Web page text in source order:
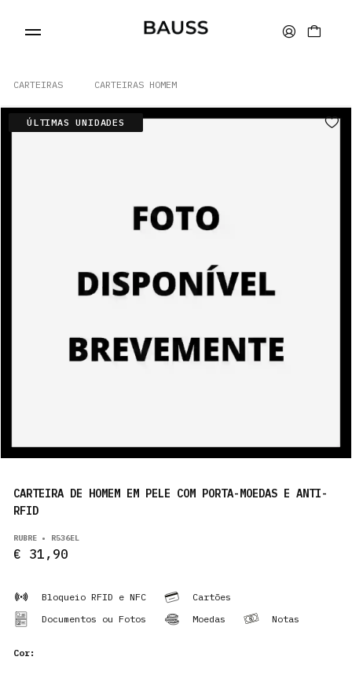
BOLSAS
CARTEIRAS CARTEIRAS HOMEM
ÚLTIMAS UNIDADES
CARTEIRA DE HOMEM EM PELE COM PORTA-MOEDAS E ANTI-
RFID
RUBRE • R536EL
€ 31,90
Bloqueio RFID e NFC
Cartões
Documentos ou Fotos
Moedas Notas
Cor: